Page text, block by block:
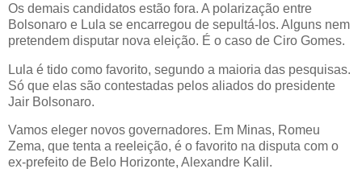
Os demais candidatos estão fora. A polarização entre
Bolsonaro e Lula se encarregou de sepultá-los. Alguns nem
pretendem disputar nova eleição. É o caso de Ciro Gomes.
Lula é tido como favorito, segundo a maioria das pesquisas.
Só que elas são contestadas pelos aliados do presidente
Jair Bolsonaro.
Vamos eleger novos governadores. Em Minas, Romeu
Zema, que tenta a reeleição, é o favorito na disputa com o
ex-prefeito de Belo Horizonte, Alexandre Kalil.